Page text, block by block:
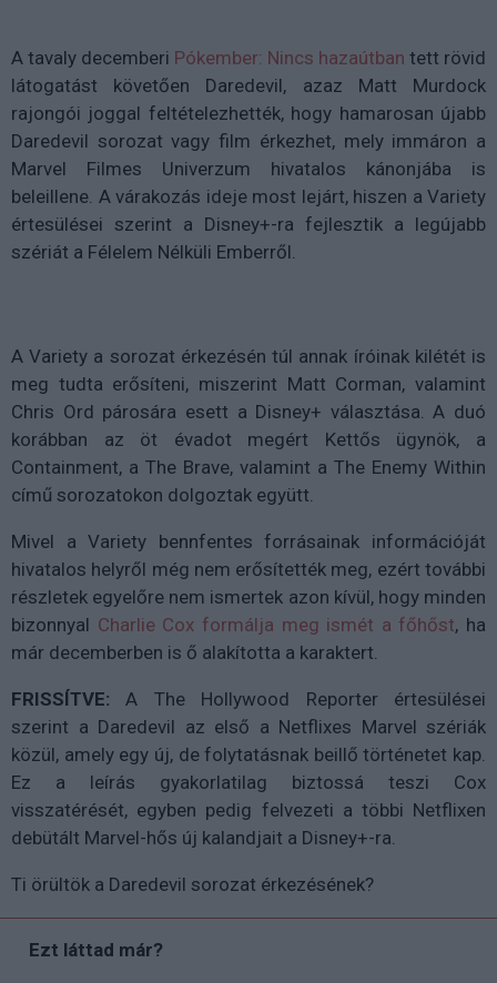
A tavaly decemberi Pókember: Nincs hazaútban tett rövid
látogatást követően Daredevil, azaz Matt Murdock
rajongói joggal feltételezhették, hogy hamarosan újabb
Daredevil sorozat vagy film érkezhet, mely immáron a
Marvel Filmes Univerzum hivatalos kánonjába is
beleillene. A várakozás ideje most lejárt, hiszen a Variety
értesülései szerint a Disney+-ra fejlesztik a legújabb
szériát a Félelem Nélküli Emberről.
A Variety a sorozat érkezésén túl annak íróinak kilétét is
meg tudta erősíteni, miszerint Matt Corman, valamint
Chris Ord párosára esett a Disney+ választása. A duó
korábban az öt évadot megért Kettős ügynök, a
Containment, a The Brave, valamint a The Enemy Within
című sorozatokon dolgoztak együtt.
Mivel a Variety bennfentes forrásainak információját
hivatalos helyről még nem erősítették meg, ezért további
részletek egyelőre nem ismertek azon kívül, hogy minden
bizonnyal Charlie Cox formálja meg ismét a főhőst, ha
már decemberben is ő alakította a karaktert.
FRISSÍTVE: A The Hollywood Reporter értesülései
szerint a Daredevil az első a Netflixes Marvel szériák
közül, amely egy új, de folytatásnak beillő történetet kap.
Ez a leírás gyakorlatilag biztossá teszi Cox
visszatérését, egyben pedig felvezeti a többi Netflixen
debütált Marvel-hős új kalandjait a Disney+-ra.
Ti örültök a Daredevil sorozat érkezésének?
Ezt láttad már?